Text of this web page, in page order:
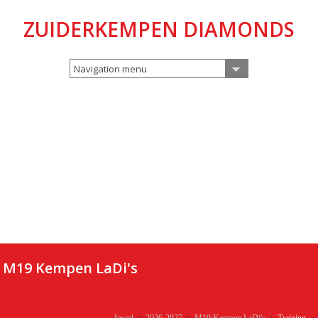
ZUIDERKEMPEN DIAMONDS
Navigation menu
M19 Kempen LaDi's